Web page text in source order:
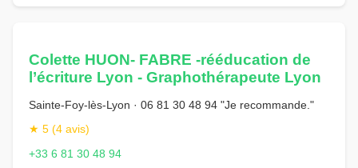
Colette HUON- FABRE -rééducation de
l’écriture Lyon - Graphothérapeute Lyon
Sainte-Foy-lès-Lyon · 06 81 30 48 94 "Je recommande."
★ 5 (4 avis)
+33 6 81 30 48 94